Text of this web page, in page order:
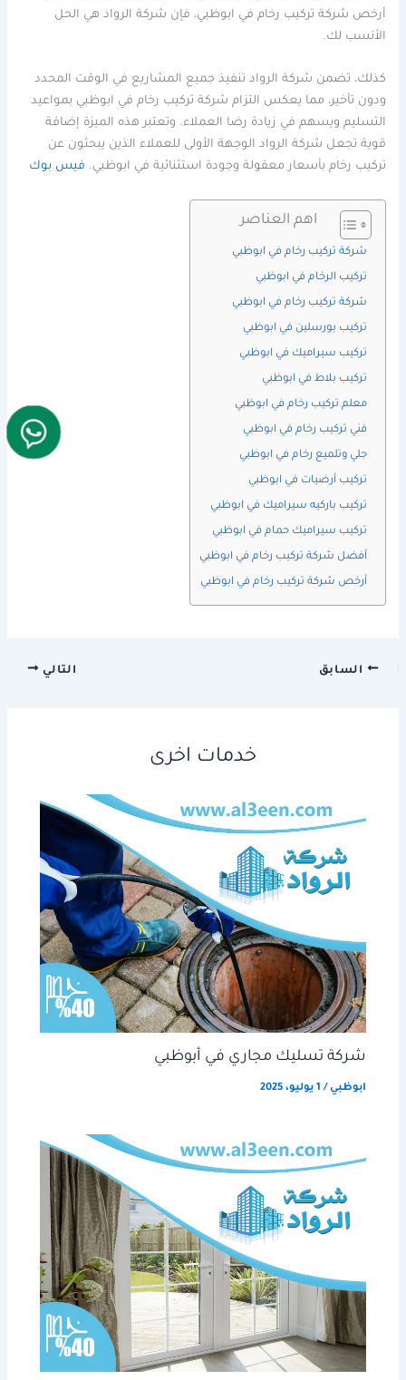
أرخص شركة تركيب رخام في ابوظبي، فإن شركة الرواد هي الحل
الأنسب لك.
كذلك، تضمن شركة الرواد تنفيذ جميع المشاريع في الوقت المحدد
ودون تأخير، مما يعكس التزام شركة تركيب رخام في ابوظبي بمواعيد
التسليم ويسهم في زيادة رضا العملاء. وتعتبر هذه الميزة إضافة
قوية تجعل شركة الرواد الوجهة الأولى للعملاء الذين يبحثون عن
تركيب رخام بأسعار معقولة وجودة استثنائية في ابوظبي. فيس بوك
اهم العناصر
شركة تركيب رخام في ابوظبي
تركيب الرخام في ابوظبي
شركة تركيب رخام في ابوظبي
تركيب بورسلين في ابوظبي
تركيب سيراميك في ابوظبي
تركيب بلاط في ابوظبي
معلم تركيب رخام في ابوظبي
فني تركيب رخام في ابوظبي
جلي وتلميع رخام في ابوظبي
تركيب أرضيات في ابوظبي
تركيب باركيه سيراميك في ابوظبي
تركيب سيراميك حمام في ابوظبي
أفضل شركة تركيب رخام في ابوظبي
أرخص شركة تركيب رخام في ابوظبي
السابق التالي
خدمات اخرى
شركة تسليك مجاري في أبوظبي
ابوظبي / 1 يوليو، 2025